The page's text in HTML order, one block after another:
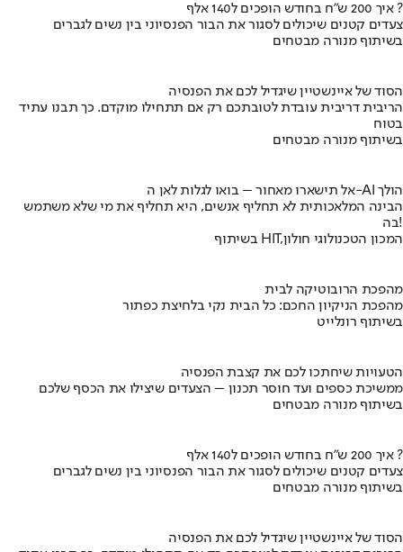
איך 200 ש"ח בחודש הופכים ל140 אלף ?
צעדים קטנים שיכולים לסגור את הבור הפנסיוני בין נשים לגברים
בשיתוף מנורה מבטחים
הסוד של איינשטיין שיגדיל לכם את הפנסיה
הריבית דריבית עובדת לטובתכם רק אם תתחילו מוקדם. כך תבנו עתיד
בטוח
בשיתוף מנורה מבטחים
אל תישארו מאחור – בואו לגלות לאן ה-AI הולך
הבינה המלאכותית לא תחליף אנשים, היא תחליף את מי שלא משתמש
בה!
בשיתוף HIT,המכון הטכנולוגי חולון
מהפכת הרובוטיקה לבית
מהפכת הניקיון החכם: כל הבית נקי בלחיצת כפתור
בשיתוף רונלייט
הטעויות שיחתכו לכם את קצבת הפנסיה
ממשיכת כספים ועד חוסר תכנון – הצעדים שיצילו את הכסף שלכם
בשיתוף מנורה מבטחים
איך 200 ש"ח בחודש הופכים ל140 אלף ?
צעדים קטנים שיכולים לסגור את הבור הפנסיוני בין נשים לגברים
בשיתוף מנורה מבטחים
הסוד של איינשטיין שיגדיל לכם את הפנסיה